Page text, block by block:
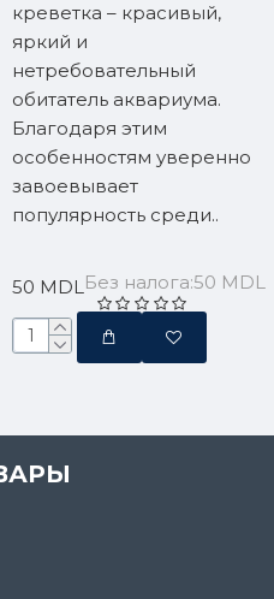
креветка – красивый,
яркий и
нетребовательный
обитатель аквариума.
Благодаря этим
особенностям уверенно
завоевывает
популярность среди..
50 MDLБез налога:50 MDL